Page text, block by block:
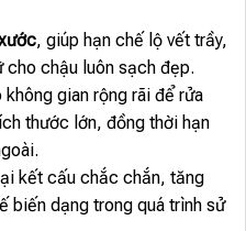
, giúp hạn chế lộ vết trầy,
cho chậu luôn sạch đẹp.
không gian rộng rãi để rửa
thước lớn, đồng thời hạn
kết cấu chắc chắn, tăng
biến dạng trong quá trình sử